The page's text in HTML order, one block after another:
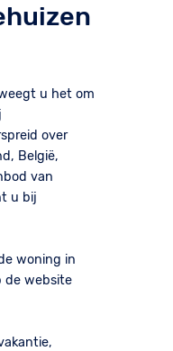
u het om
over
België,
van
u bij
woning in
de website